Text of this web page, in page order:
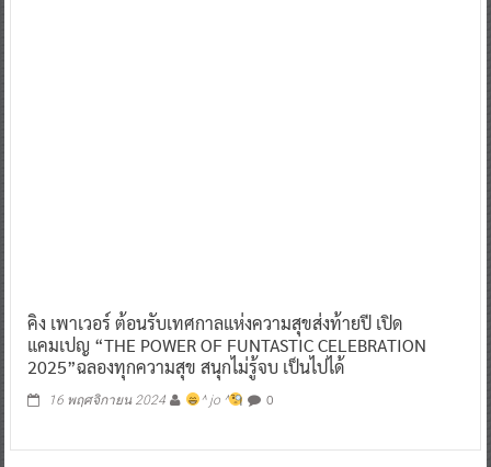
คิง เพาเวอร์ ต้อนรับเทศกาลแห่งความสุขส่งท้ายปี เปิด
แคมเปญ “THE POWER OF FUNTASTIC CELEBRATION
2025”ฉลองทุกความสุข สนุกไม่รู้จบ เป็นไปได้
16 พฤศจิกายน 2024 ^ jo ^ 0